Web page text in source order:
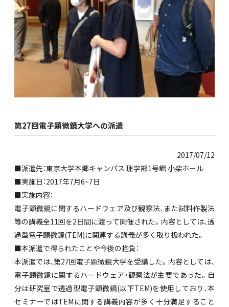
第27回電子顕微鏡大学への派遣
2017/07/12
■派遣先：東京大学本郷キャンパス 理学部1号館 小柴ホール
■実施日：2017年7月6~7日
■実施内容：
電子顕微鏡に関するハードウェア及び観察法、また試料作製法
等の講義全11回を2日間に渡って開催された。内容としては、透
過型電子顕微鏡(TEM)に関連する講義が多く取り扱われた。
■本派遣で得られたことや今後の抱負：
本派遣では、第27回電子顕微鏡大学を受講した。内容としては、
電子顕微鏡に関するハードウェア・観察法が主要であった。自
分は研究室で透過型電子顕微鏡(以下TEM)を使用しており、本
セミナーではTEMに関する講義内容が多く十分満足すること